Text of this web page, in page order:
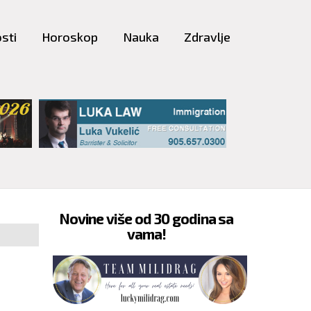
Horoskop Nauka Zdravlje
Novine više od 30 godina sa
vama!